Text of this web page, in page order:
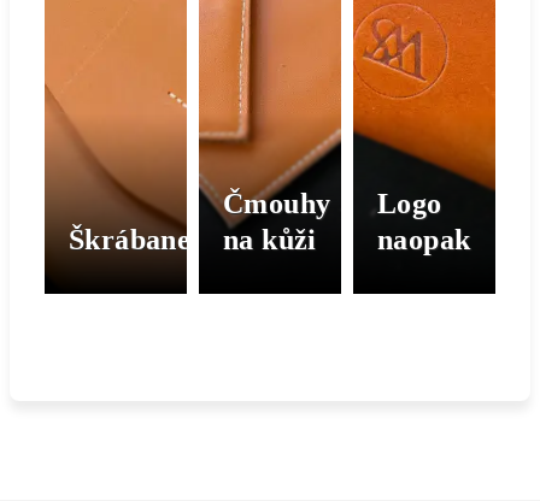
Škrábanec
Čmouhy
na kůži
Logo
naopak